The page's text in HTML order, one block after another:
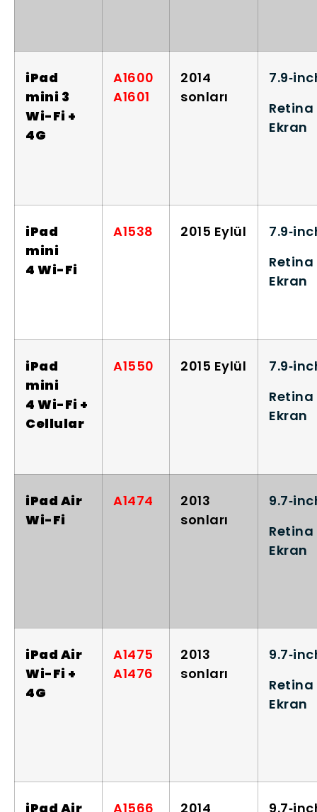
iPad
mini 3
Wi-Fi +
4G
A1600
A1601
2014
sonları
Retina
Ekran
iPad
mini
4 Wi-Fi
A1538 2015 Eylül
Retina
Ekran
iPad
mini
4 Wi-Fi +
Cellular
A1550 2015 Eylül
Retina
Ekran
iPad Air
Wi-Fi
A1474
2013
sonları
Retina
Ekran
iPad Air
Wi-Fi +
4G
A1475
A1476
2013
sonları
Retina
Ekran
iPad Air
A1566
2014